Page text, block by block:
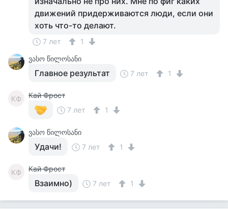
движений придерживаются люди, если они
хоть что-то делают.
7 лет
1
ვასო წილოსანი
Главное результат 7 лет 1
КФ
Кай Фрост
7 лет
1
ვასო წილოსანი
Удачи! 7 лет 1
КФ Кай Фрост
Взаимно) 7 лет 1